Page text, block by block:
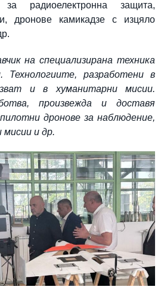
радиоелектронна защита,
дронове камикадзе с изцяло
на специализирана техника
разработени в
и в хуманитарни мисии.
произвежда и доставя
дронове за наблюдение,
мисии и др.